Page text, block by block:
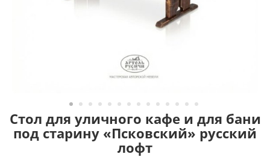
Стол для уличного кафе и для бани
под старину «Псковский» русский
лофт